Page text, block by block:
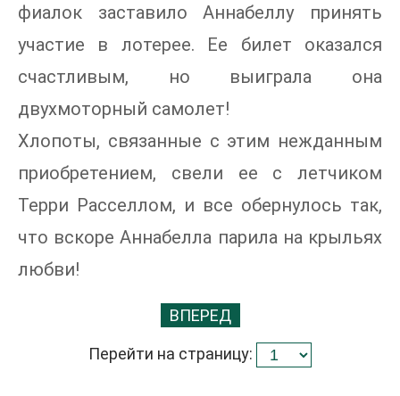
фиалок заставило Аннабеллу принять
участие в лотерее. Ее билет оказался
счастливым, но выиграла она
двухмоторный самолет!
Хлопоты, связанные с этим нежданным
приобретением, свели ее с летчиком
Терри Расселлом, и все обернулось так,
что вскоре Аннабелла парила на крыльях
любви!
ВПЕРЕД
Перейти на страницу: